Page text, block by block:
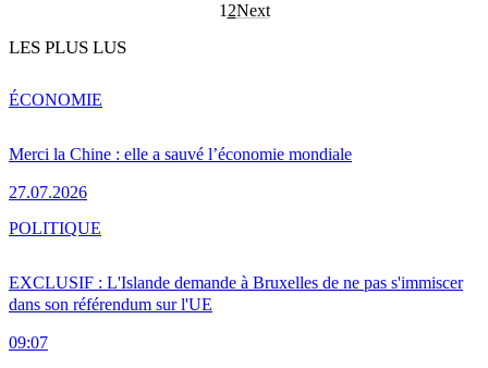
1 2Next
LES PLUS LUS
Merci la Chine : elle a sauvé l’économie mondiale
27.07.2026
ÉCONOMIE
EXCLUSIF : L'Islande demande à Bruxelles de ne pas s'immiscer
dans son référendum sur l'UE
09:07
POLITIQUE